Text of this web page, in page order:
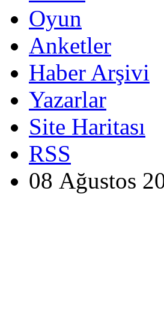
Oyun
Anketler
Haber Arşivi
Yazarlar
Site Haritası
RSS
08 Ağustos